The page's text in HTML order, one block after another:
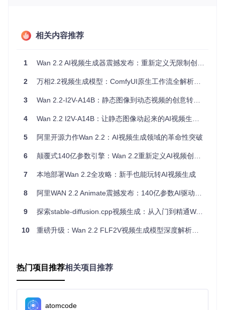
14B bf16
p视频（24fps）时显存占用约6.5GB，预留1.5GB余量可避免
显存才能稳定运行。对于硬件条件有限的用户，建议从5B版本
理的方案设计应包括模型选型、环境隔离和插件适配三个核心
an2_2-TI2V-5B_fp8_e4m3fn_scaled_KJ.safetensors）
Wan2_1-I2V-14B-720p_fp8_e5m2_scaled_KJ.safetenso
rs）
专业创作需求：搭配VACE模块（VACE目录下的Wan2_2_
环境隔离建议使用Python虚拟环境，避免依赖冲突：
source
venv/bin/activate
相关内容推荐
1 Wan 2.2 AI视频生成器震撼发布：重新定义无限制创意内容生产
2 万相2.2视频生成模型：ComfyUI原生工作流全解析，8GB显存即可玩转影视级创作
3 Wan 2.2-I2V-A14B：静态图像到动态视频的创意转化解决方案
4 Wan 2.2 I2V-A14B：让静态图像动起来的AI视频生成引擎
5 阿里开源力作Wan 2.2：AI视频生成领域的革命性突破
6 颠覆式140亿参数引擎：Wan 2.2重新定义AI视频创作生产力
7 本地部署Wan 2.2全攻略：新手也能玩转AI视频生成
8 阿里WAN 2.2 Animate震撼发布：140亿参数AI驱动影视级角色动画革新
9 探索stable-diffusion.cpp视频生成：从入门到精通Wan模型全流程应用指南
10 重磅升级：Wan 2.2 FLF2V视频生成模型深度解析——ComfyUI无缝集成与创作全指南
热门项目推荐相关项目推荐
atomcode